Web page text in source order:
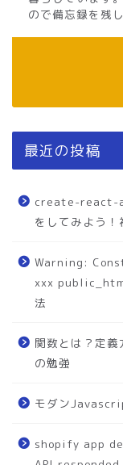
ので備忘録を残し
最近の投稿
create-react-
をしてみよう
Warning:
xxx
法
関数とは？定
の勉強
モダン
shopify app